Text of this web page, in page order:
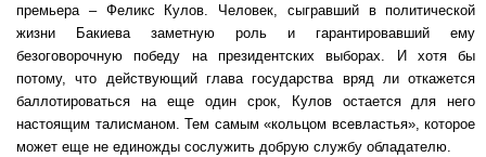
премьера – Феликс Кулов. Человек, сыгравший в политической
жизни Бакиева заметную роль и гарантировавший ему
безоговорочную победу на президентских выборах. И хотя бы
потому, что действующий глава государства вряд ли откажется
баллотироваться на еще один срок, Кулов остается для него
настоящим талисманом. Тем самым «кольцом всевластья», которое
может еще не единожды сослужить добрую службу обладателю.